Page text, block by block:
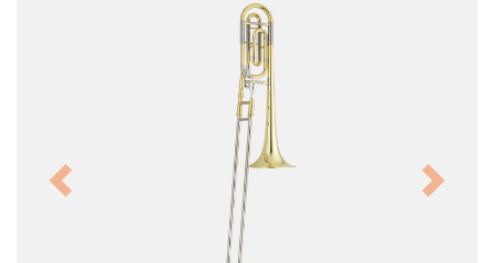
Previous Next